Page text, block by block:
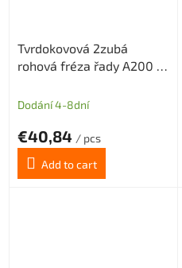
Tvrdokovová 2zubá
rohová fréza řady A200 s
pr.1,5mm odlehčený krček
Dodání 4-8dní
€40,84 / pcs
Add to cart